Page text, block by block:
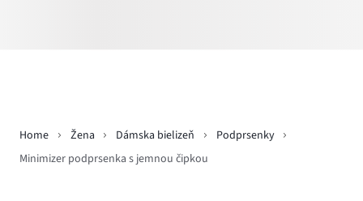
Home Žena Dámska bielizeň
Podprsenky
Minimizer podprsenka s jemnou čipkou